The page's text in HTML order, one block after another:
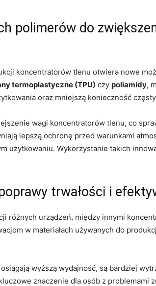
polimerów do
koncentratorów tlenu otwiera nowe
termoplastyczne (TPU) czy​ poliamidy,
oraz mniejszą konieczność
wagi koncentratorów tlenu, co
lepszą ochronę przed warunkami
użytkowaniu. Wykorzystanie takich
trwałości i
różnych urządzeń,​ między⁣ innymi
w materiałach używanych ⁢do
wyższą wydajność, są bardziej
znaczenie dla osób z problemami